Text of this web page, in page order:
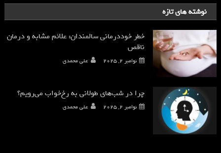
نوشته های تازه
خطر خوددرمانی سالمندان: علائم مشابه و درمان
ناقص
نوامبر 2, 2025 علی محمدی
چرا در شب‌های طولانی به رخ‌خواب می‌رویم؟
نوامبر 2, 2025 علی محمدی